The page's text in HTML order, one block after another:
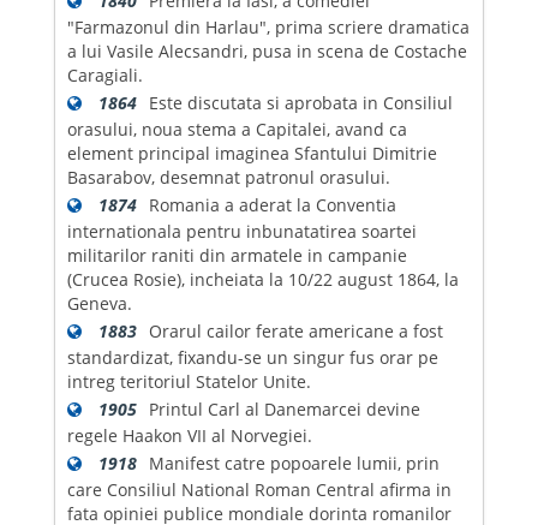
"Farmazonul din Harlau", prima scriere dramatica
a lui Vasile Alecsandri, pusa in scena de Costache
Caragiali.
1864 Este discutata si aprobata in Consiliul
orasului, noua stema a Capitalei, avand ca
element principal imaginea Sfantului Dimitrie
Basarabov, desemnat patronul orasului.
1874 Romania a aderat la Conventia
internationala pentru inbunatatirea soartei
militarilor raniti din armatele in campanie
(Crucea Rosie), incheiata la 10/22 august 1864, la
Geneva.
1883 Orarul cailor ferate americane a fost
standardizat, fixandu-se un singur fus orar pe
intreg teritoriul Statelor Unite.
1905 Printul Carl al Danemarcei devine
regele Haakon VII al Norvegiei.
1918 Manifest catre popoarele lumii, prin
care Consiliul National Roman Central afirma in
fata opiniei publice mondiale dorinta romanilor